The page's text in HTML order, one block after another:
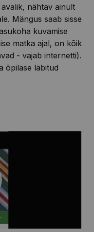
nähtav ainult
Mängus saab sisse
kuvamise
matka ajal, on kõik
- vajab internetti).
õpilase läbitud